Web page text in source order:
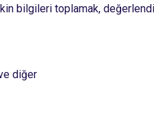
bilgileri toplamak,
diğer